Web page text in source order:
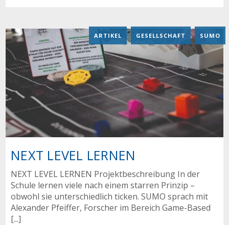
NEXT LEVEL LERNEN
ARTIKEL , GESELLSCHAFT , SUMO
NEXT LEVEL LERNEN Projektbeschreibung In der
Schule lernen viele nach einem starren Prinzip –
obwohl sie unterschiedlich ticken. SUMO sprach mit
Alexander Pfeiffer, Forscher im Bereich Game-Based
[...]